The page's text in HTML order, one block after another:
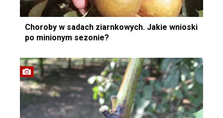
Choroby w sadach ziarnkowych. Jakie wnioski
po minionym sezonie?